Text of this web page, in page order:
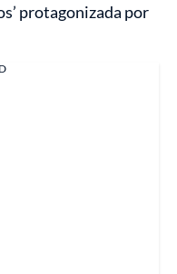
protagonizada por